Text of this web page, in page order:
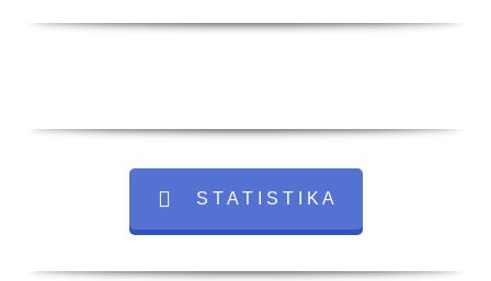
S T A T I S T I K A